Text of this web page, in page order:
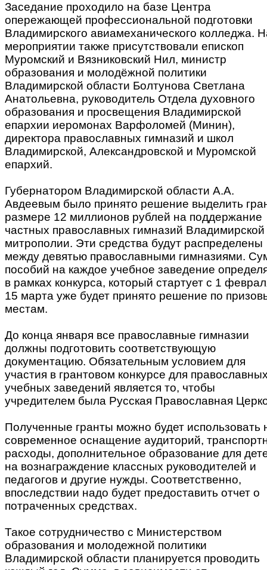
Заседание проходило на базе Центра
опережающей профессиональной подготовки
Владимирского авиамеханического колледжа.
мероприятии также присутствовали епископ
Муромский и Вязниковский Нил, министр
образования и молодёжной политики
Владимирской области Болтунова Светлана
Анатольевна, руководитель Отдела духовного
образования и просвещения Владимирской
епархии иеромонах Варфоломей (Минин),
директора православных гимназий и школ
Владимирской, Александровской и Муромской
епархий.
Губернатором Владимирской области А.А.
Авдеевым было принято решение выделить
размере 12 миллионов рублей на поддержание
частных православных гимназий Владимирской
митрополии. Эти средства будут распределены
между девятью православными гимназиями.
пособий на каждое учебное заведение
в рамках конкурса, который стартует с 1
15 марта уже будет принято решение по
местам.
До конца января все православные гимназии
должны подготовить соответствующую
документацию. Обязательным условием для
участия в грантовом конкурсе для
учебных заведений является то, чтобы
учредителем была Русская Православная
Полученные гранты можно будет использовать
современное оснащение аудиторий,
расходы, дополнительное образование для
на вознаграждение классных руководителей и
педагогов и другие нужды. Соответственно,
впоследствии надо будет предоставить отчет о
потраченных средствах.
Такое сотрудничество с Министерством
образования и молодежной политики
Владимирской области планируется проводить